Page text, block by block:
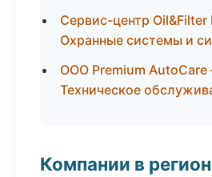
Сервис-центр
Охранные системы и
ООО Premium
Техническое
Компании в